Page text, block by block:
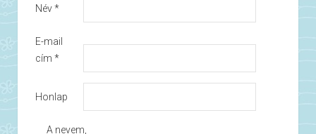
Név*
E-mail
cím *
Honlap
A nevem,